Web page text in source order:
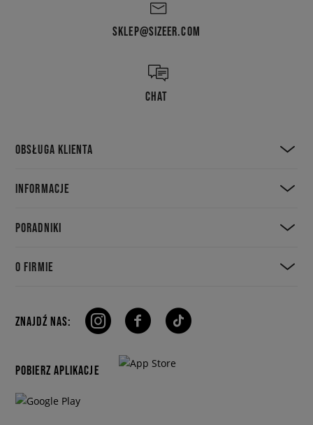
SKLEP@SIZEER.COM
CHAT
OBSŁUGA KLIENTA
INFORMACJE
PORADNIKI
O FIRMIE
ZNAJDŹ NAS:
POBIERZ APLIKACJE